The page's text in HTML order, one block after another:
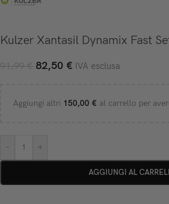
Kulzer Xantasil Dynamix Fast
91,99€ 82,50 € IVA esclusa
Aggiungi altri 150,00 € al carrello per
- +
AGGIUNGI AL